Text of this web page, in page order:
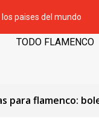
paises del mundo
TODO FLAMENCO
para flamenco: